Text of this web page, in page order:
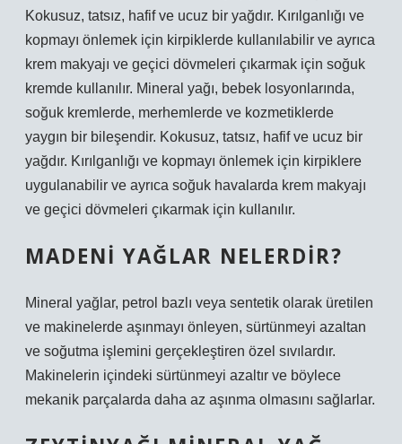
Kokusuz, tatsız, hafif ve ucuz bir yağdır. Kırılganlığı ve
kopmayı önlemek için kirpiklerde kullanılabilir ve ayrıca
krem ​​makyajı ve geçici dövmeleri çıkarmak için soğuk
kremde kullanılır. Mineral yağı, bebek losyonlarında,
soğuk kremlerde, merhemlerde ve kozmetiklerde
yaygın bir bileşendir. Kokusuz, tatsız, hafif ve ucuz bir
yağdır. Kırılganlığı ve kopmayı önlemek için kirpiklere
uygulanabilir ve ayrıca soğuk havalarda krem ​​makyajı
ve geçici dövmeleri çıkarmak için kullanılır.
MADENI YAĞLAR NELERDIR?
Mineral yağlar, petrol bazlı veya sentetik olarak üretilen
ve makinelerde aşınmayı önleyen, sürtünmeyi azaltan
ve soğutma işlemini gerçekleştiren özel sıvılardır.
Makinelerin içindeki sürtünmeyi azaltır ve böylece
mekanik parçalarda daha az aşınma olmasını sağlarlar.